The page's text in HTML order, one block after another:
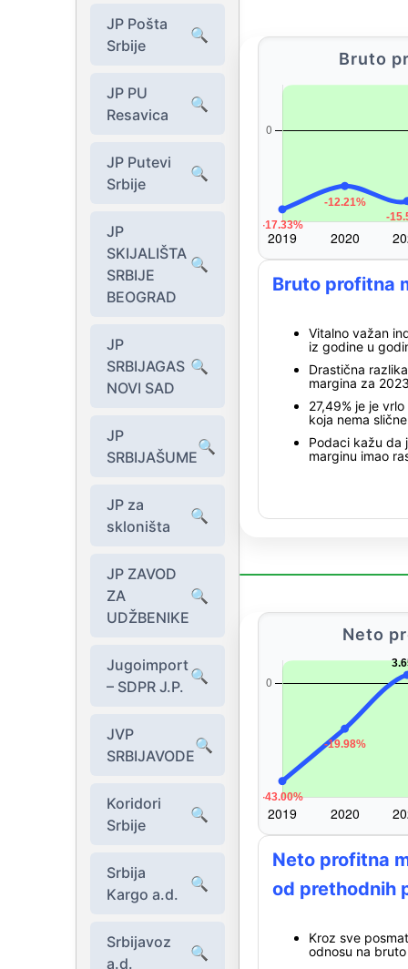
JP Pošta
Srbije
🔍
JP PU
Resavica
🔍
JP Putevi
Srbije
🔍
JP
SKIJALIŠTA
SRBIJE
BEOGRAD
🔍
JP
SRBIJAGAS
NOVI SAD
🔍
JP
SRBIJAŠUME
🔍
JP za
skloništa
🔍
JP ZAVOD
ZA
UDŽBENIKE
🔍
Jugoimport
– SDPR J.P.
🔍
JVP
SRBIJAVODE
🔍
Koridori
Srbije
🔍
Srbija
Kargo a.d.
🔍
Srbijavoz
a.d.
🔍
Bruto
Bruto profitna
Vitalno važan
iz godine u
Drastična
margina za
27,49% je je
koja nema
Podaci kažu da
marginu imao
Neto
Neto profitna
od prethodnih
Kroz sve
odnosu na